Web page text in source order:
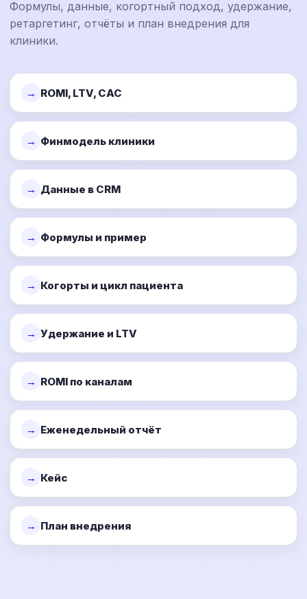
Формулы, данные, когортный подход, удержание,
ретаргетинг, отчёты и план внедрения для
клиники.
ROMI, LTV, CAC
Финмодель клиники
Данные в CRM
Формулы и пример
Когорты и цикл пациента
Удержание и LTV
ROMI по каналам
Еженедельный отчёт
Кейс
План внедрения